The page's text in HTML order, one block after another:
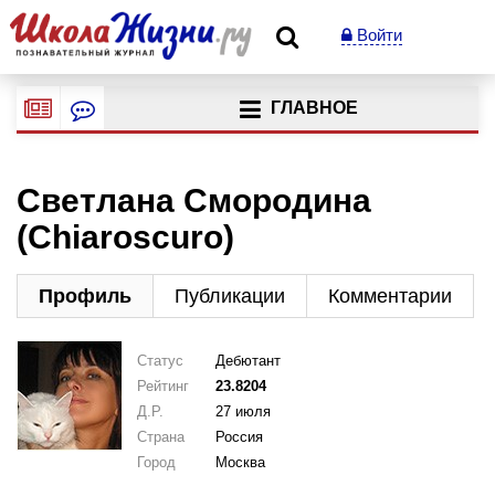
Войти
ГЛАВНОЕ
Светлана Смородина
(Chiaroscuro)
Профиль Публикации Комментарии
Статус
Дебютант
Рейтинг
23.8204
Д.Р.
27 июля
Страна
Россия
Город
Москва